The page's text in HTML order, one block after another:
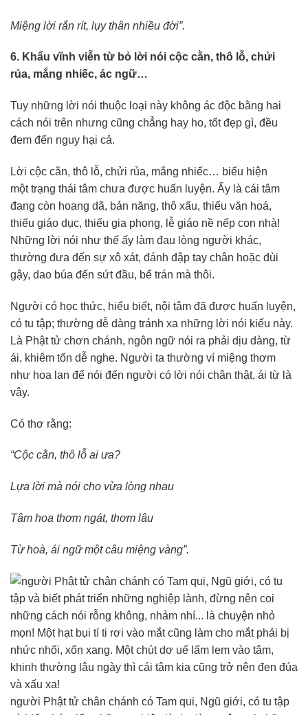
Miệng lời rắn rít, lụy thân nhiều đời”.
6. Khẩu vĩnh viễn từ bỏ lời nói cộc cằn, thô lỗ, chửi
rủa, mắng nhiếc, ác ngữ…
Tuy những lời nói thuộc loại này không ác độc bằng hai
cách nói trên nhưng cũng chẳng hay ho, tốt đẹp gì, đều
đem đến nguy hại cả.
Lời cộc cằn, thô lỗ, chửi rủa, mắng nhiếc… biểu hiện
một trạng thái tâm chưa được huấn luyện. Ấy là cái tâm
đang còn hoang dã, bản năng, thô xấu, thiếu văn hoá,
thiếu giáo dục, thiếu gia phong, lễ giáo nề nếp con nhà!
Những lời nói như thế ấy làm đau lòng người khác,
thường đưa đến sự xô xát, đánh đập tay chân hoặc đùi
gậy, dao búa đến sứt đầu, bể trán mà thôi.
Người có học thức, hiểu biết, nội tâm đã được huấn luyện,
có tu tập; thường dễ dàng tránh xa những lời nói kiểu này.
Là Phật tử chơn chánh, ngôn ngữ nói ra phải dịu dàng, từ
ái, khiêm tốn dễ nghe. Người ta thường ví miệng thơm
như hoa lan để nói đến người có lời nói chân thật, ái từ là
vậy.
Có thơ rằng:
“Cộc cằn, thô lỗ ai ưa?
Lựa lời mà nói cho vừa lòng nhau
Tâm hoa thơm ngát, thơm lâu
Từ hoà, ái ngữ một câu miệng vàng”.
người Phật tử chân chánh có Tam qui, Ngũ giới, có tu tập